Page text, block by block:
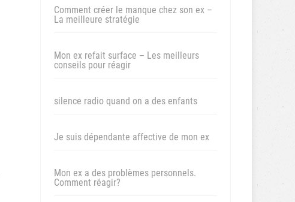
Comment créer le manque chez son ex –
La meilleure stratégie
Mon ex refait surface – Les meilleurs
conseils pour réagir
silence radio quand on a des enfants
Je suis dépendante affective de mon ex
Mon ex a des problèmes personnels.
Comment réagir?